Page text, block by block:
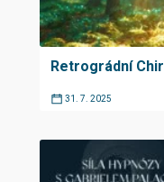
Retrográdní
31. 7. 2025